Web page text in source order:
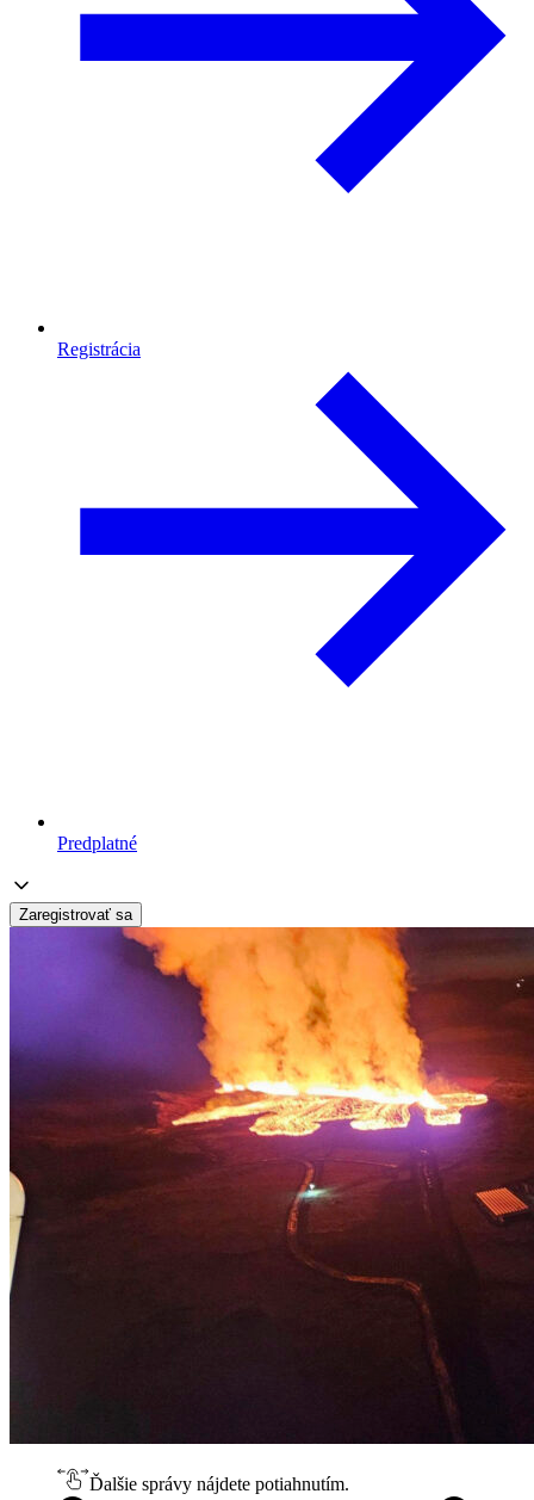
Registrácia
Predplatné
Zaregistrovať sa
Ďalšie správy nájdete potiahnutím.